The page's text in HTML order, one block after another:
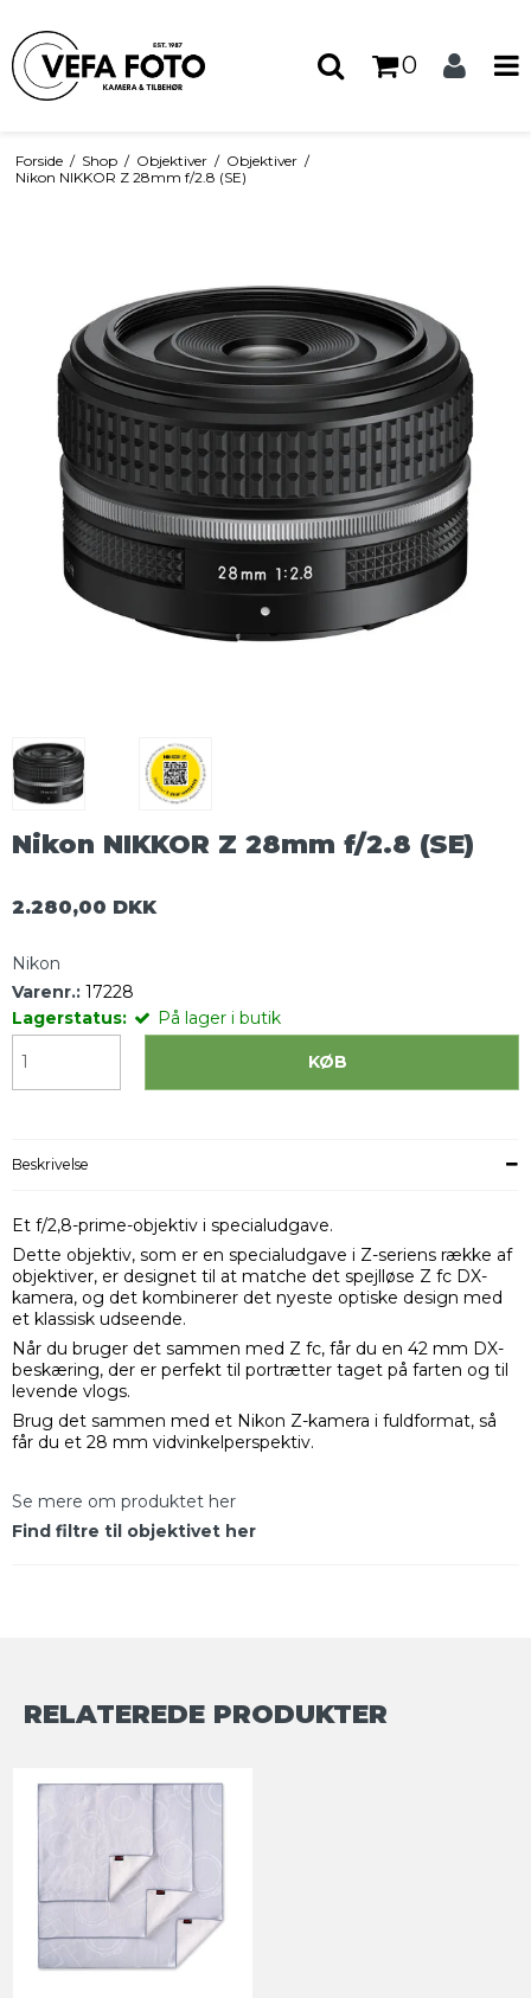
0
Forside / Shop / Objektiver / Objektiver /
Nikon NIKKOR Z 28mm f/2.8 (SE)
Nikon NIKKOR Z 28mm f/2.8 (SE)
2.280,00 DKK
Nikon
Varenr.: 17228
Lagerstatus:
På lager i butik
KØB
Beskrivelse
Et f/2,8-prime-objektiv i specialudgave.
Dette objektiv, som er en specialudgave i Z-seriens række af
objektiver, er designet til at matche det spejlløse Z fc DX-
kamera, og det kombinerer det nyeste optiske design med
et klassisk udseende.
Når du bruger det sammen med Z fc, får du en 42 mm DX-
beskæring, der er perfekt til portrætter taget på farten og til
levende vlogs.
Brug det sammen med et Nikon Z-kamera i fuldformat, så
får du et 28 mm vidvinkelperspektiv.
Se mere om produktet her
Find filtre til objektivet her
RELATEREDE PRODUKTER